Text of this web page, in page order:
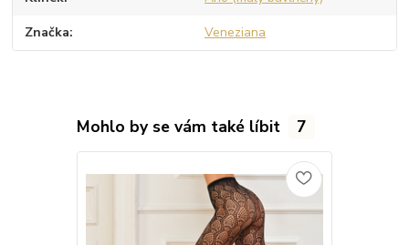
Značka Veneziana
Mohlo by se vám také líbit 7